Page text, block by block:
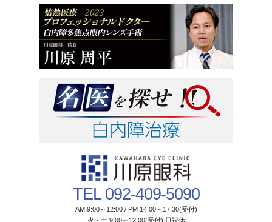
TEL 092-409-5090
AM 9:00～12:00 / PM 14:00～17:30(受付)
火・土 9:00～12:00(受付) 日祝休